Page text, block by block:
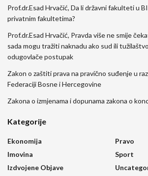
Prof.dr.Esad Hrvačić, Da li državni fakulteti u
privatnim fakultetima?
Prof.dr.Esad Hrvačić, Pravda više ne smije
sada mogu tražiti naknadu ako sud ili
odugovlače postupak
Zakon o zaštiti prava na pravično suđenje u
Federaciji Bosne i Hercegovine
Zakona o izmjenama i dopunama zakona o
Kategorije
Ekonomija
Imovina
Izdvojene Objave
Pravo
Sport